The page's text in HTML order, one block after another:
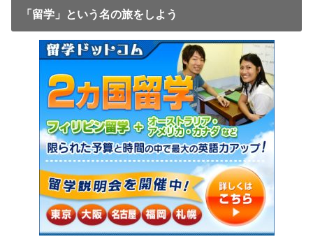
「留学」という名の旅をしよう